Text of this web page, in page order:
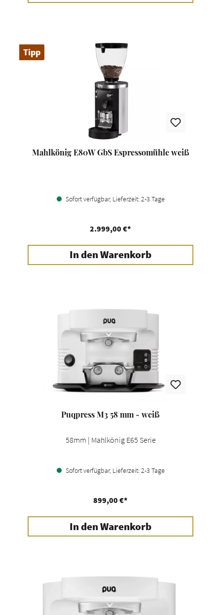
Tipp
Mahlkönig E80W GbS Espressomühle weiß
Sofort verfügbar, Lieferzeit: 2-3 Tage
2.999,00 €*
In den Warenkorb
Puqpress M3 58 mm - weiß
58mm | Mahlkönig E65 Serie
Sofort verfügbar, Lieferzeit: 2-3 Tage
899,00 €*
In den Warenkorb